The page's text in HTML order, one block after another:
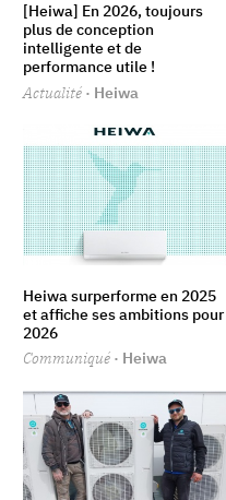
[Heiwa] En 2026, toujours
plus de conception
intelligente et de
performance utile !
Actualité · Heiwa
Heiwa surperforme en 2025
et affiche ses ambitions pour
2026
Communiqué · Heiwa